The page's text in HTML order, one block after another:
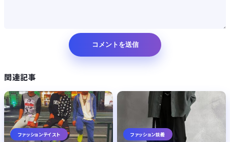
関連記事
ファッションテイスト ファッション談義